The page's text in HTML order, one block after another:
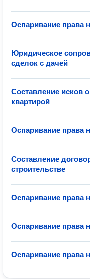
Оспаривание права
Юридическое
сделок с дачей
Составление исков
квартирой
Оспаривание права
Составление
строительстве
Оспаривание права
Оспаривание права
Оспаривание права